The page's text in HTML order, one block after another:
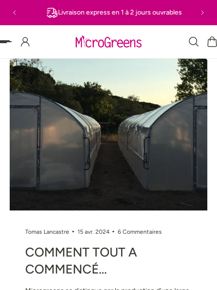
AU CONTENU
Livraison express en 1 à 2 jours ouvrables
Tomas Lancastre 15 avr. 2024 6 Commentaires
COMMENT TOUT A
COMMENCÉ…